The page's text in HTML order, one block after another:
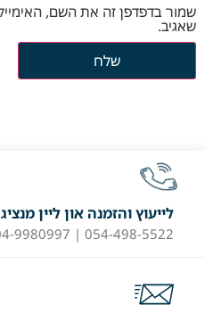
שמור בדפדפן זה את השם,
שאגיב.
לייעוץ והזמנה און ליין מנציג
054-498-5522 | 04-9980997